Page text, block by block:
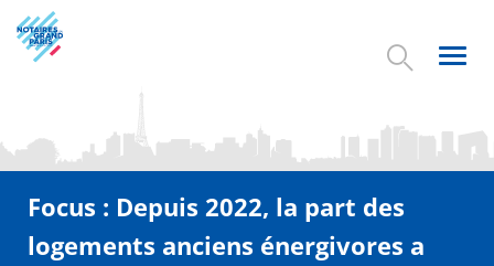
Aller
au
contenu
Focus : Depuis 2022, la part des
logements anciens énergivores a